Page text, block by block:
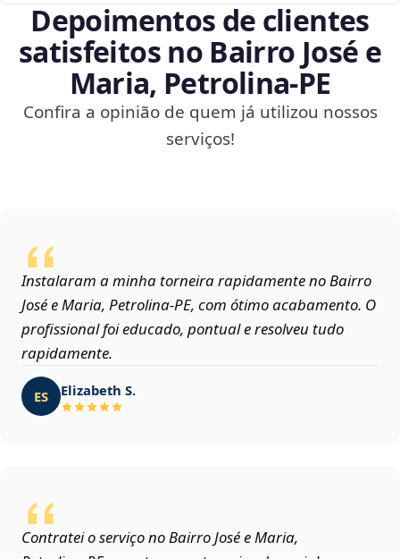
Depoimentos de clientes
satisfeitos no Bairro José e
Maria, Petrolina‑PE
Confira a opinião de quem já utilizou nossos
serviços!
Instalaram a minha torneira rapidamente no Bairro
José e Maria, Petrolina‑PE, com ótimo acabamento. O
profissional foi educado, pontual e resolveu tudo
rapidamente.
ES Elizabeth S.
Contratei o serviço no Bairro José e Maria,